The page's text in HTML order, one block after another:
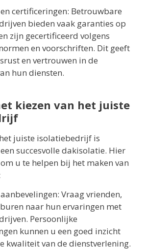
certificeringen: Betrouwbare
bieden vaak garanties op
zijn gecertificeerd volgens
en voorschriften. Dit geeft
en vertrouwen in de
hun diensten.
kiezen van het juiste
juiste isolatiebedrijf is
succesvolle dakisolatie. Hier
u te helpen bij het maken van
Vraag vrienden,
naar hun ervaringen met
Persoonlijke
kunnen u een goed inzicht
kwaliteit van de dienstverlening.